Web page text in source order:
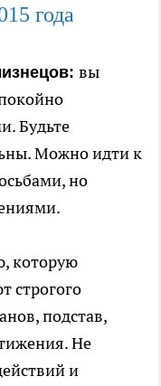
года
вы
Будьте
Можно идти к
но
которую
строгого
подстав,
Не
и